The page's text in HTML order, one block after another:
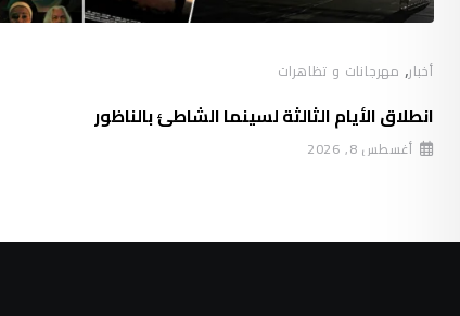
أخبار, مهرجانات و تظاهرات
انطلاق الأيام الثالثة لسينما الشاطئ بالناظور
أغسطس 8, 2026